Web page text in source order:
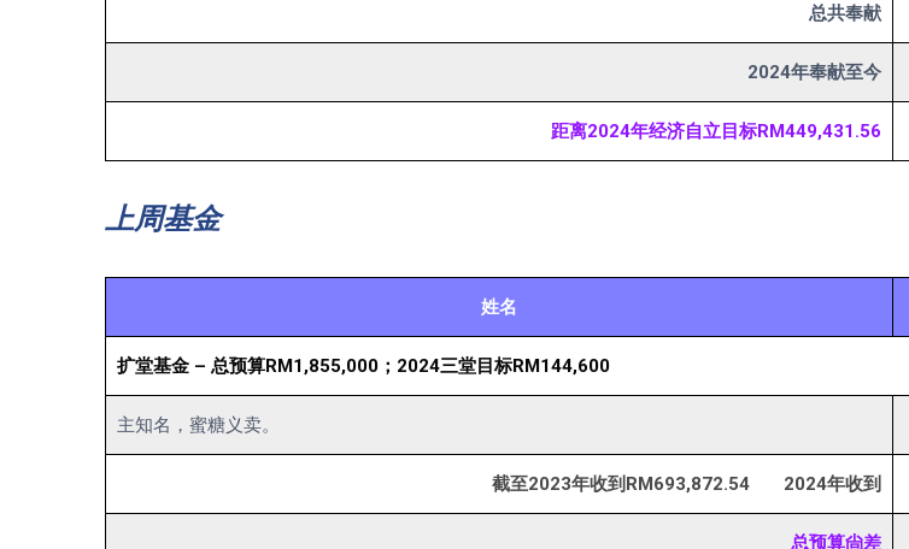
总共奉献
2024年奉献至今
距离2024年经济自立目标RM449,431.56
上周基金
姓名
扩堂基金 – 总预算RM1,855,000；2024三堂目标RM144,600
主知名，蜜糖义卖。
截至2023年收到RM693,872.54 2024年收到
总预算尙差